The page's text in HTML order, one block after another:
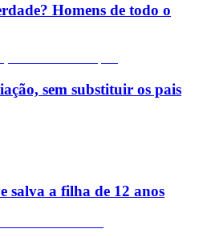
Homens de todo o
sem substituir os pais
salva a filha de 12 anos